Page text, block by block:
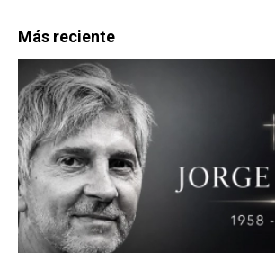
Más reciente